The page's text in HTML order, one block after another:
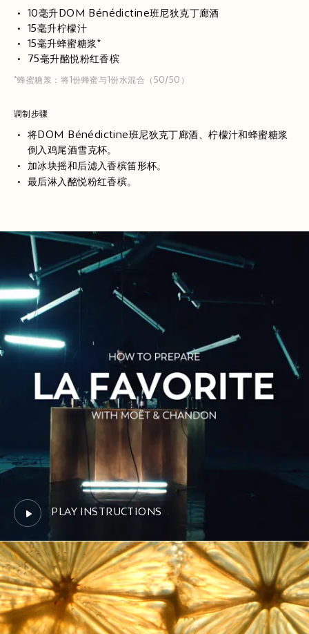
10毫升DOM Bénédictine班尼狄克丁廊酒
15毫升柠檬汁
15毫升蜂蜜糖浆*
75毫升酩悦粉红香槟
*蜂蜜糖浆：将1份蜂蜜与1份水混合（50/50）
调制步骤
将DOM Bénédictine班尼狄克丁廊酒、柠檬汁和蜂蜜糖浆
倒入鸡尾酒雪克杯。
加冰块摇和后滤入香槟笛形杯。
最后淋入酩悦粉红香槟。
PLAY INSTRUCTIONS